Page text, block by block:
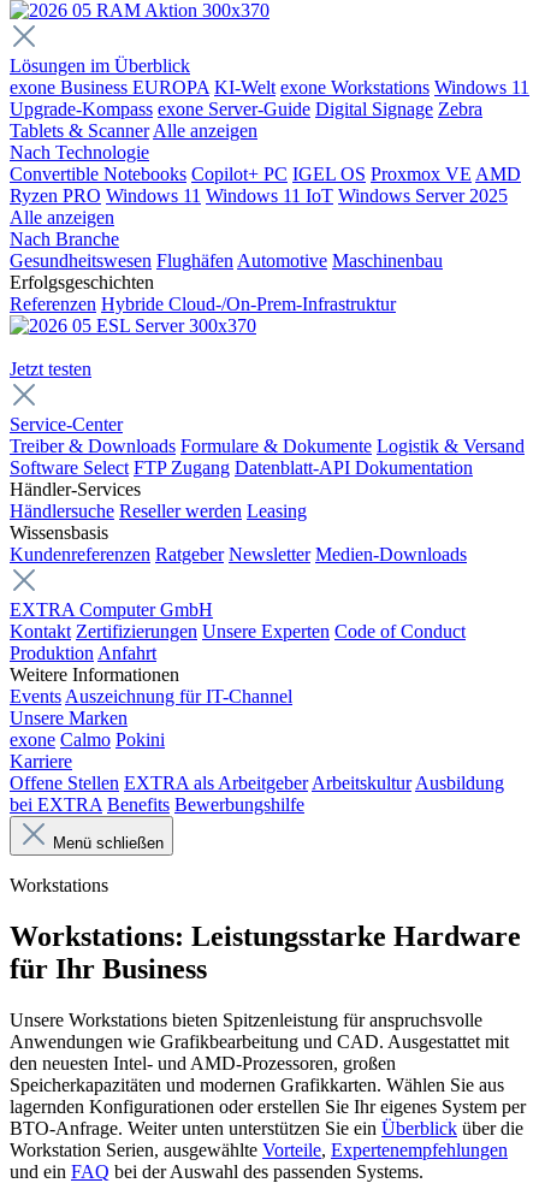
Lösungen im Überblick
exone Business EUROPA KI-Welt exone Workstations Windows 11
Upgrade-Kompass exone Server-Guide Digital Signage Zebra
Tablets & Scanner Alle anzeigen
Nach Technologie
Convertible Notebooks Copilot+ PC IGEL OS Proxmox VE AMD
Ryzen PRO Windows 11 Windows 11 IoT Windows Server 2025
Alle anzeigen
Nach Branche
Gesundheitswesen Flughäfen Automotive Maschinenbau
Erfolgsgeschichten
Referenzen Hybride Cloud-/On-Prem-Infrastruktur
Jetzt testen
Service-Center
Treiber & Downloads Formulare & Dokumente Logistik & Versand
Software Select FTP Zugang Datenblatt-API Dokumentation
Händler-Services
Händlersuche Reseller werden Leasing
Wissensbasis
Kundenreferenzen Ratgeber Newsletter Medien-Downloads
EXTRA Computer GmbH
Kontakt Zertifizierungen Unsere Experten Code of Conduct
Produktion Anfahrt
Weitere Informationen
Events Auszeichnung für IT-Channel
Unsere Marken
exone Calmo Pokini
Karriere
Offene Stellen EXTRA als Arbeitgeber Arbeitskultur Ausbildung
bei EXTRA Benefits Bewerbungshilfe
Menü schließen
Workstations
Workstations: Leistungsstarke Hardware
für Ihr Business
Unsere Workstations bieten Spitzenleistung für anspruchsvolle
Anwendungen wie Grafikbearbeitung und CAD. Ausgestattet mit
den neuesten Intel- und AMD-Prozessoren, großen
Speicherkapazitäten und modernen Grafikkarten. Wählen Sie aus
lagernden Konfigurationen oder erstellen Sie Ihr eigenes System per
BTO-Anfrage. Weiter unten unterstützen Sie ein Überblick über die
Workstation Serien, ausgewählte Vorteile, Expertenempfehlungen
und ein FAQ bei der Auswahl des passenden Systems.